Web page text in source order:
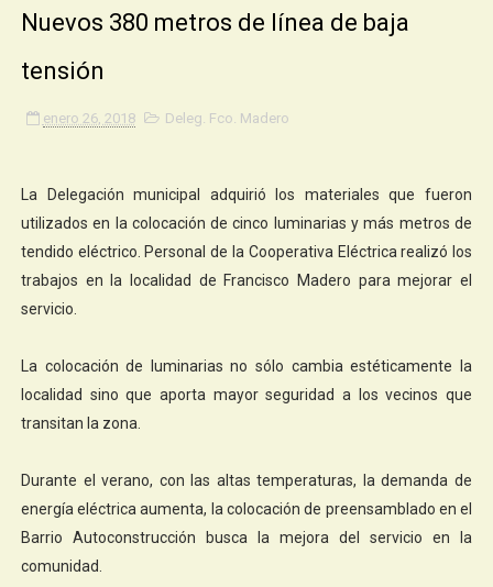
Nuevos 380 metros de línea de baja
tensión
enero 26, 2018 Deleg. Fco. Madero
La Delegación municipal adquirió los materiales que fueron
utilizados en la colocación de cinco luminarias y más metros de
tendido eléctrico. Personal de la Cooperativa Eléctrica realizó los
trabajos en la localidad de Francisco Madero para mejorar el
servicio.
La colocación de luminarias no sólo cambia estéticamente la
localidad sino que aporta mayor seguridad a los vecinos que
transitan la zona.
Durante el verano, con las altas temperaturas, la demanda de
energía eléctrica aumenta, la colocación de preensamblado en el
Barrio Autoconstrucción busca la mejora del servicio en la
comunidad.